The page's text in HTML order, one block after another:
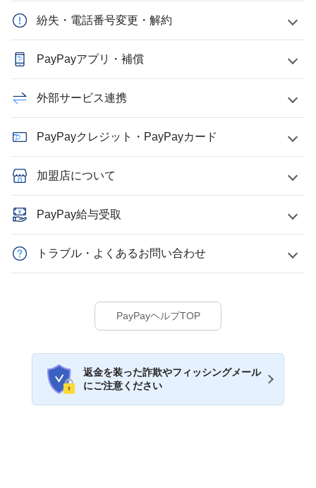
紛失・電話番号変更・解約
PayPayアプリ・補償
外部サービス連携
PayPayクレジット・PayPayカード
加盟店について
PayPay給与受取
トラブル・よくあるお問い合わせ
PayPayヘルプTOP
返金を装った詐欺やフィッシングメール
にご注意ください